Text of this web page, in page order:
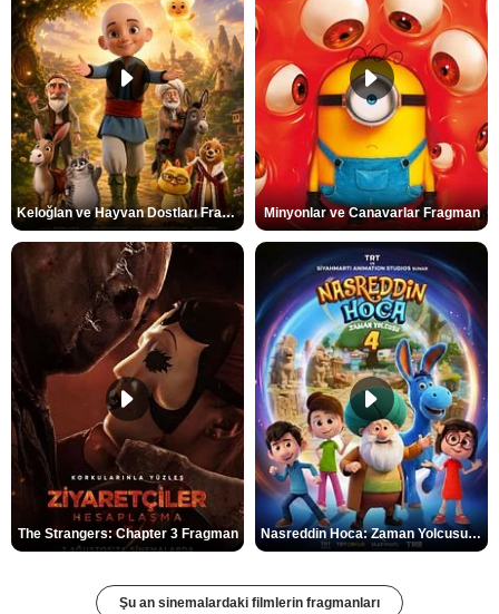
Keloğlan ve Hayvan Dostları Fragman Minyonlar ve Canavarlar Fragman
The Strangers: Chapter 3 Fragman Nasreddin Hoca: Zaman Yolcusu 4 Fragman
Şu an sinemalardaki filmlerin fragmanları